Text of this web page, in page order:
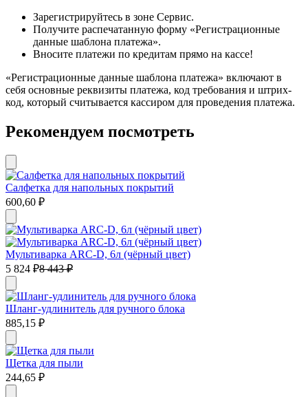
Зарегистрируйтесь в зоне Сервис.
Получите распечатанную форму «Регистрационные
данные шаблона платежа».
Вносите платежи по кредитам прямо на кассе!
«Регистрационные данные шаблона платежа» включают в
себя основные реквизиты платежа, код требования и штрих-
код, который считывается кассиром для проведения платежа.
Рекомендуем посмотреть
Салфетка для напольных покрытий
600,60 ₽
Мультиварка ARC-D, 6л (чёрный цвет)
5 824 ₽8 443₽
Шланг-удлинитель для ручного блока
885,15 ₽
Щетка для пыли
244,65 ₽